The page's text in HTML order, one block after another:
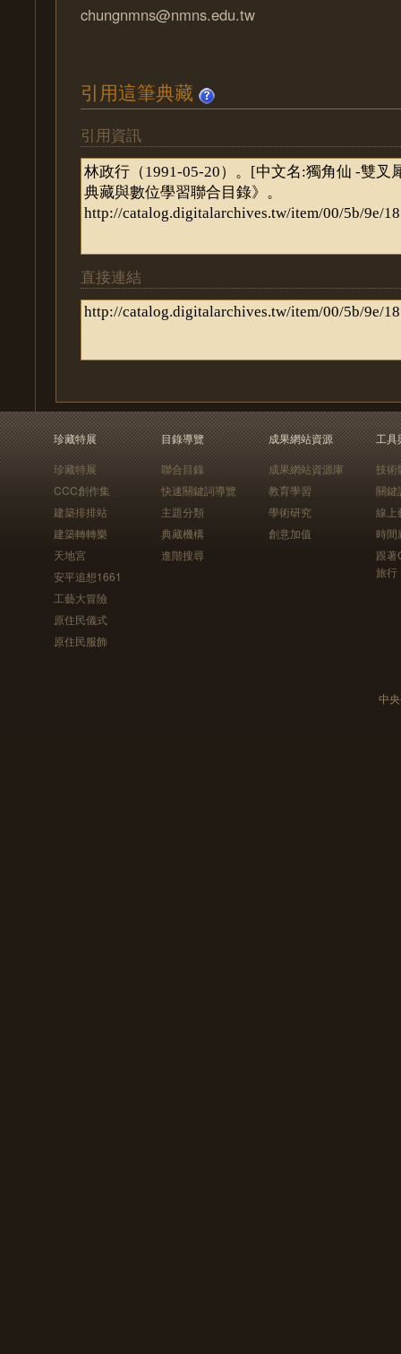
chungnmns@nmns.edu.tw
引用這筆典藏
引用資訊
直接連結
珍藏特展
珍藏特展
CCC創作集
建築排排站
建築轉轉樂
天地宮
安平追想1661
工藝大冒險
原住民儀式
原住民服飾
目錄導覽
聯合目錄
快速關鍵詞導覽
主題分類
典藏機構
進階搜尋
成果網站資源
成果網站資源庫
教育學習
學術研究
創意加值
工具
技術
關鍵
線上
時間
跟
旅行
中